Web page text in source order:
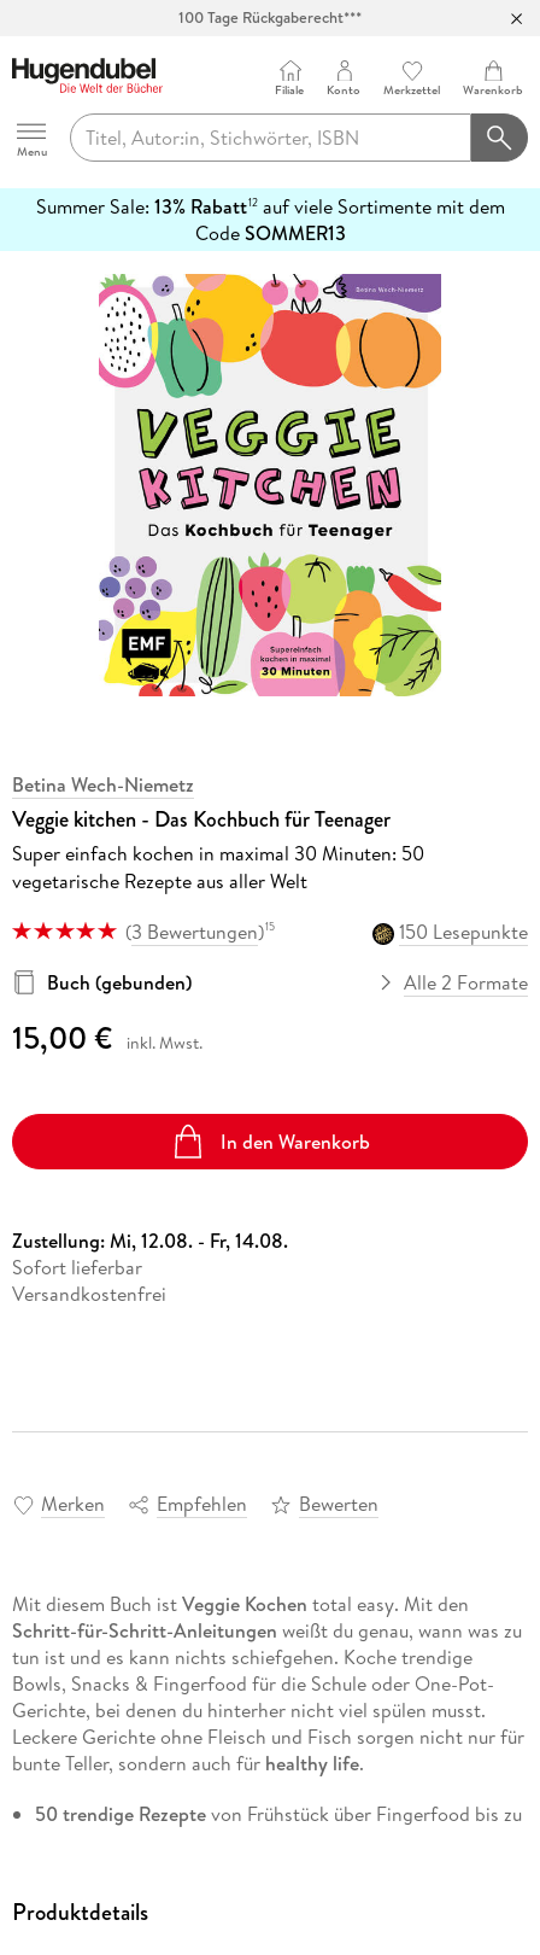
100 Tage Rückgaberecht***
Hugendubel
Menu
Filiale Konto Merkzettel Warenkorb
Summer Sale: 13% Rabatt12auf viele Sortimente mit dem
CodeSOMMER13
erfahren
Betina Wech-Niemetz
Veggie kitchen - Das Kochbuch für Teenager
Super einfach kochen in maximal 30 Minuten: 50
vegetarische Rezepte aus aller Welt
(3 Bewertungen)15
150 Lesepunkte
Buch (gebunden)
Alle 2 Formate
15,00 € inkl. Mwst.
In den Warenkorb
Zustellung:Mi, 12.08. - Fr, 14.08.
Sofort lieferbar
Versandkostenfrei
Merken Empfehlen Bewerten
Mit diesem Buch istVeggie Kochen total easy. Mit den
Schritt-für-Schritt-Anleitungen weißt du genau, wann was zu
tun ist und es kann nichts schiefgehen. Koche trendige
Bowls, Snacks & Fingerfood für die Schule oder One-Pot-
Gerichte, bei denen du hinterher nicht viel spülen musst.
Leckere Gerichte ohne Fleisch und Fisch sorgen nicht nur für
bunte Teller, sondern auch für healthy life.
50 trendige Rezeptevon Frühstück über Fingerfood bis zu
zum Kochen
Produktdetails